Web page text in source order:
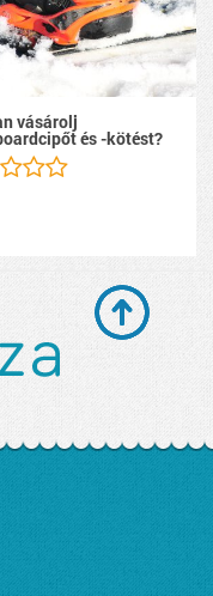
vásárolj
és -kötést?